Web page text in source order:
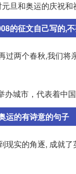
旦和奥运的庆祝
的征文自己写的,
再过两个春秋,我们
办城市，代表着中
运的有诗意的句子
现实的角逐, 成就